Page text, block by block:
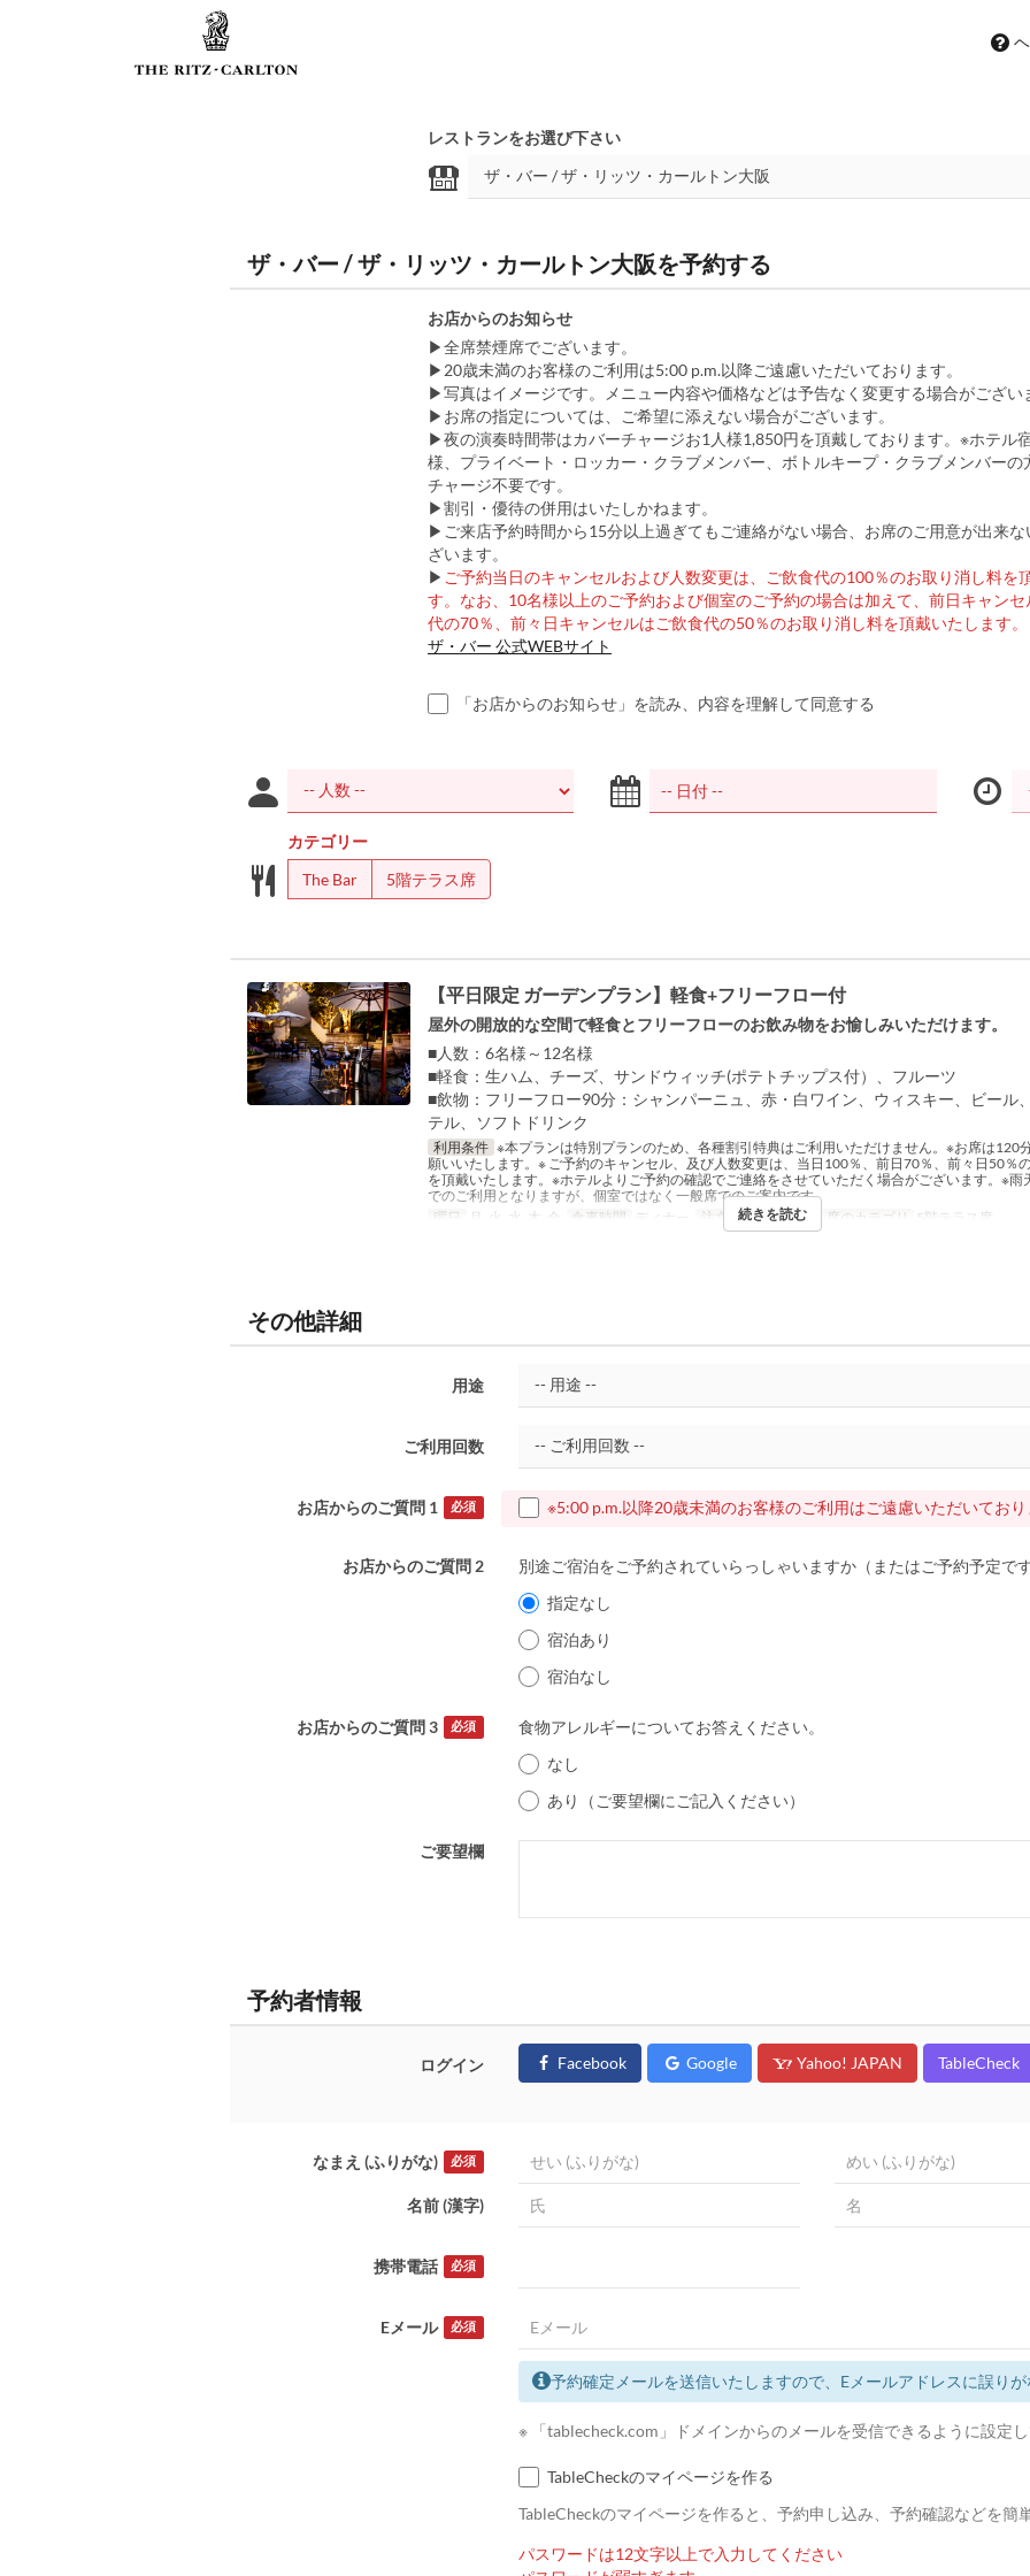
レストランをお選び下さい
ザ・バー / ザ・リッツ・カールトン大阪を予約する
お店からのお知らせ
▶全席禁煙席でございます。
▶20歳未満のお客様のご利用は5:00 p.m.以降ご遠慮いただいております。
▶写真はイメージです。メニュー内容や価格などは予告なく変更する場合がござい
▶お席の指定については、ご希望に添えない場合がございます。
▶夜の演奏時間帯はカバーチャージお1人様1,850円を頂戴しております。※ホテル
様、プライベート・ロッカー・クラブメンバー、ボトルキープ・クラブメンバーの
チャージ不要です。
▶割引・優待の併用はいたしかねます。
▶ご来店予約時間から15分以上過ぎてもご連絡がない場合、お席のご用意が出来な
ざいます。
▶ ご予約当日のキャンセルおよび人数変更は、ご飲食代の100％のお取り消し料を
す。なお、10名様以上のご予約および個室のご予約の場合は加えて、前日キャン
代の70％、前々日キャンセルはご飲食代の50％のお取り消し料を頂戴いたします。
ザ・バー 公式WEBサイト
「お店からのお知らせ」を読み、内容を理解して同意する
カテゴリー
The Bar
5階テラス席
【平日限定 ガーデンプラン】軽食+フリーフロー付
屋外の開放的な空間で軽食とフリーフローのお飲み物をお愉しみいただけます。
■人数：6名様～12名様
■軽食：生ハム、チーズ、サンドウィッチ(ポテトチップス付）、フルーツ
■飲物：フリーフロー90分：シャンパーニュ、赤・白ワイン、ウィスキー、ビール
テル、ソフトドリンク
利用条件 ※本プランは特別プランのため、各種割引特典はご利用いただけません。※お席は120
願いいたします。※ ご予約のキャンセル、及び人数変更は、当日100％、前日70％、前々日50％
を頂戴いたします。※ホテルよりご予約の確認でご連絡をさせていただく場合がございます。※雨
でのご利用となりますが、個室ではなく一般席でのご案内です。
曜日
月, 火, 水, 木, 金 食事時間 ディナー 注文数制限 6 ~ 12 席のカテゴリ 5階テラス席
続きを読む
その他詳細
用途
ご利用回数
お店からのご質問 1 必須 ※5:00 p.m.以降20歳未満のお客様のご利用はご遠慮いただいてお
お店からのご質問 2
別途ご宿泊をご予約されていらっしゃいますか（またはご予約予定で
指定なし
宿泊あり
宿泊なし
お店からのご質問 3 必須
食物アレルギーについてお答えください。
なし
あり（ご要望欄にご記入ください）
ご要望欄
予約者情報
ログイン Facebook Google Yahoo! JAPAN TableCheck
なまえ (ふりがな) 必須
名前 (漢字)
携帯電話 必須
Eメール 必須
予約確定メールを送信いたしますので、Eメールアドレスに誤り
※ 「tablecheck.com」ドメインからのメールを受信できるように設定
TableCheckのマイページを作る
TableCheckのマイページを作ると、予約申し込み、予約確認などを簡
パスワードは12文字以上で入力してください